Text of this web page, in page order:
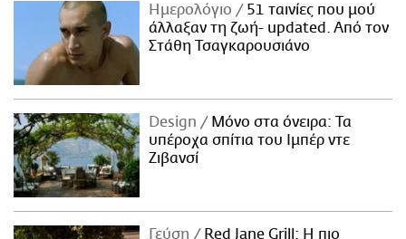
Ημερολόγιο
51 ταινίες που μού
άλλαξαν τη ζωή- updated. Aπό τον
Στάθη Τσαγκαρουσιάνο
Design
Μόνο στα όνειρα: Τα
υπέροχα σπίτια του Ιμπέρ ντε
Ζιβανσί
Γεύση
Red Jane Grill: Η πιο